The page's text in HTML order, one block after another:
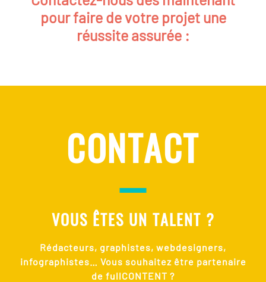
pour faire de votre projet une
réussite assurée :
CONTACT
VOUS ÊTES UN TALENT ?
Rédacteurs, graphistes, webdesigners,
infographistes… Vous souhaitez être partenaire
de fullCONTENT ?